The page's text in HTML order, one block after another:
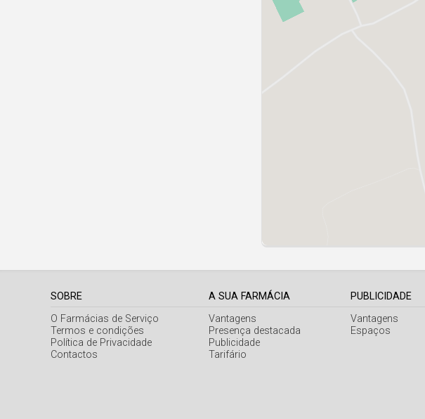
SOBRE
O Farmácias de Serviço
Termos e condições
Política de Privacidade
Contactos
A SUA FARMÁCIA
Vantagens
Presença destacada
Publicidade
Tarifário
PUBLICIDADE
Vantagens
Espaços